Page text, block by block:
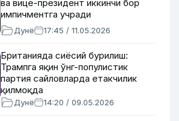
ва вице-президент иккинчи бор
импичментга учради
Дунё 17:45 / 11.05.2026
Британияда сиёсий бурилиш:
Трампга яқин ўнг-популистик
партия сайловларда етакчилик
қилмоқда
Дунё 14:20 / 09.05.2026